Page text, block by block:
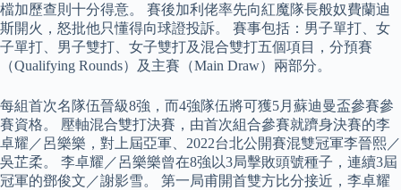
檔加歷查則十分得意。 賽後加利佬率先向紅魔隊長般奴費蘭迪
斯開火，怒批他只懂得向球證投訴。 賽事包括：男子單打、女
子單打、男子雙打、女子雙打及混合雙打五個項目，分預賽
（Qualifying Rounds）及主賽（Main Draw）兩部分。
每組首次名隊伍晉級8強，而4強隊伍將可獲5月蘇迪曼盃參賽參
賽資格。 壓軸混合雙打決賽，由首次組合參賽就躋身決賽的李
卓耀／呂樂樂，對上屆亞軍、2022台北公開賽混雙冠軍李晉熙／
吳芷柔。 李卓耀／呂樂樂曾在8強以3局擊敗頭號種子，連續3屆
冠軍的鄧俊文／謝影雪。 第一局甫開首雙方比分接近，李卓耀